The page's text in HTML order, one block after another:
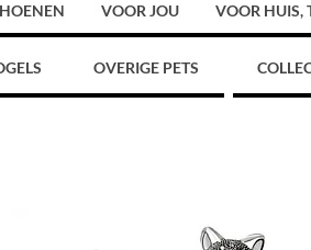
VOOR JOU VOOR HUIS,
OVERIGE PETS